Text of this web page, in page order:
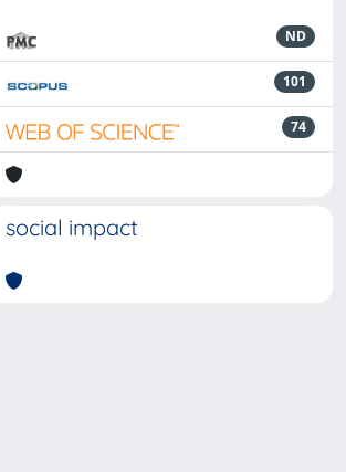
ND
101
74
social impact